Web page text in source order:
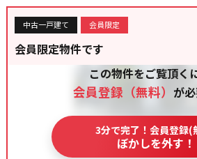
中古一戸建て 会員限定
会員限定物件です
この物件をご覧頂く
会員登録（無料） が必
3分で完了！会員登録(
ぼかしを外す！